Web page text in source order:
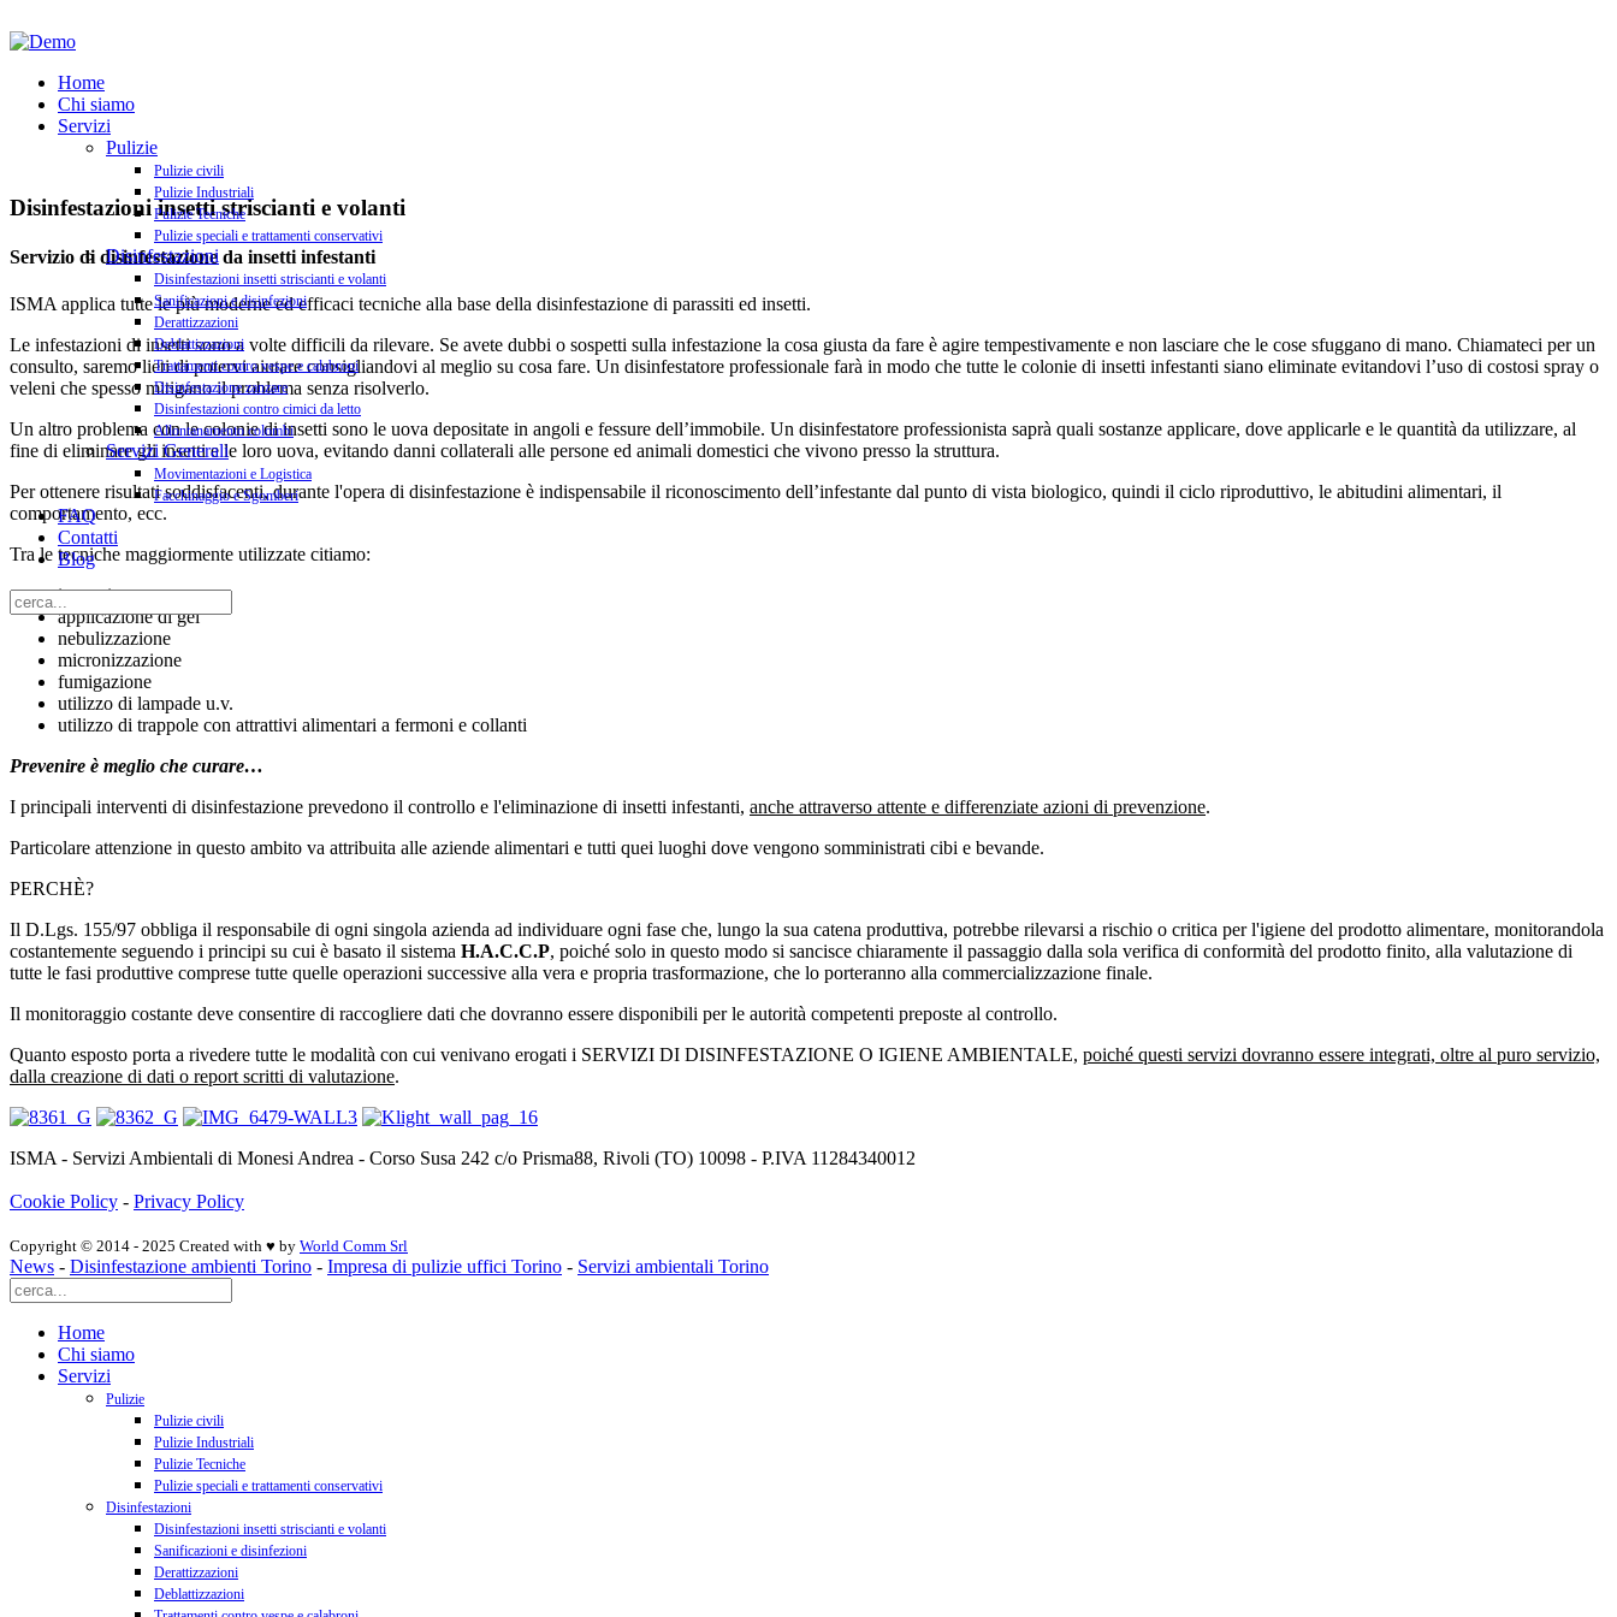
Home
Chi siamo
Servizi
Pulizie
Pulizie civili
Pulizie Industriali
Pulizie Tecniche
Pulizie speciali e trattamenti conservativi
Disinfestazioni
Disinfestazioni insetti striscianti e volanti
Sanificazioni e disinfezioni
Derattizzazioni
Deblattizzazioni
Trattamenti contro vespe e calabroni
Disinfestazione zanzare
Disinfestazioni contro cimici da letto
Allontanamento colombi
Servizi Generali
Movimentazioni e Logistica
Facchinaggio e Sgomberi
FAQ
Contatti
Blog
Disinfestazioni insetti striscianti e volanti
Servizio di disinfestazione da insetti infestanti
ISMA applica tutte le più moderne ed efficaci tecniche alla base della disinfestazione di parassiti ed insetti.
Le infestazioni di insetti sono a volte difficili da rilevare. Se avete dubbi o sospetti sulla infestazione la cosa giusta da fare è agire tempestivamente e non lasciare che le cose sfuggano di mano. Chiamateci per un
consulto, saremo lieti di potervi aiutare consigliandovi al meglio su cosa fare. Un disinfestatore professionale farà in modo che tutte le colonie di insetti infestanti siano eliminate evitandovi l’uso di costosi spray o
veleni che spesso mitigano il problema senza risolverlo.
Un altro problema con le colonie di insetti sono le uova depositate in angoli e fessure dell’immobile. Un disinfestatore professionista saprà quali sostanze applicare, dove applicarle e le quantità da utilizzare, al
fine di eliminare gli insetti e le loro uova, evitando danni collaterali alle persone ed animali domestici che vivono presso la struttura.
Per ottenere risultati soddisfacenti, durante l'opera di disinfestazione è indispensabile il riconoscimento dell’infestante dal punto di vista biologico, quindi il ciclo riproduttivo, le abitudini alimentari, il
comportamento, ecc.
Tra le tecniche maggiormente utilizzate citiamo:
irrorazione
applicazione di gel
nebulizzazione
micronizzazione
fumigazione
utilizzo di lampade u.v.
utilizzo di trappole con attrattivi alimentari a fermoni e collanti
Prevenire è meglio che curare…
I principali interventi di disinfestazione prevedono il controllo e l'eliminazione di insetti infestanti, anche attraverso attente e differenziate azioni di prevenzione.
Particolare attenzione in questo ambito va attribuita alle aziende alimentari e tutti quei luoghi dove vengono somministrati cibi e bevande.
PERCHÈ?
Il D.Lgs. 155/97 obbliga il responsabile di ogni singola azienda ad individuare ogni fase che, lungo la sua catena produttiva, potrebbe rilevarsi a rischio o critica per l'igiene del prodotto alimentare, monitorandola
costantemente seguendo i principi su cui è basato il sistema H.A.C.C.P, poiché solo in questo modo si sancisce chiaramente il passaggio dalla sola verifica di conformità del prodotto finito, alla valutazione di
tutte le fasi produttive comprese tutte quelle operazioni successive alla vera e propria trasformazione, che lo porteranno alla commercializzazione finale.
Il monitoraggio costante deve consentire di raccogliere dati che dovranno essere disponibili per le autorità competenti preposte al controllo.
Quanto esposto porta a rivedere tutte le modalità con cui venivano erogati i SERVIZI DI DISINFESTAZIONE O IGIENE AMBIENTALE, poiché questi servizi dovranno essere integrati, oltre al puro servizio,
dalla creazione di dati o report scritti di valutazione.
ISMA - Servizi Ambientali di Monesi Andrea - Corso Susa 242 c/o Prisma88, Rivoli (TO) 10098 - P.IVA 11284340012
Cookie Policy - Privacy Policy
Copyright © 2014 - 2025 Created with ♥ by World Comm Srl
News - Disinfestazione ambienti Torino - Impresa di pulizie uffici Torino - Servizi ambientali Torino
Home
Chi siamo
Servizi
Pulizie
Pulizie civili
Pulizie Industriali
Pulizie Tecniche
Pulizie speciali e trattamenti conservativi
Disinfestazioni
Disinfestazioni insetti striscianti e volanti
Sanificazioni e disinfezioni
Derattizzazioni
Deblattizzazioni